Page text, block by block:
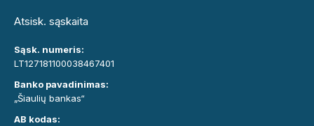
Atsisk. sąskaita
Sąsk. numeris:
LT127181100038467401
Banko pavadinimas:
„Šiaulių bankas“
AB kodas: